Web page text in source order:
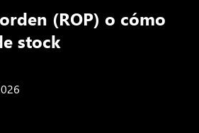
(ROP) o cómo
stock